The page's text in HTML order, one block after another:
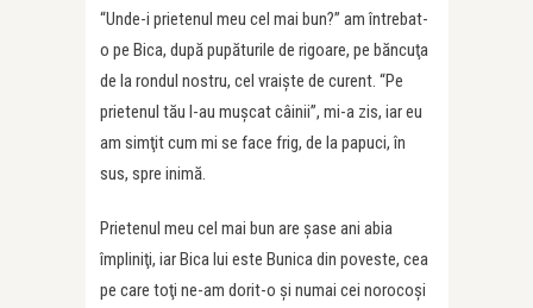
“Unde-i prietenul meu cel mai bun?” am întrebat-
o pe Bica, după pupăturile de rigoare, pe băncuţa
de la rondul nostru, cel vraişte de curent. “Pe
prietenul tău l-au muşcat câinii”, mi-a zis, iar eu
am simţit cum mi se face frig, de la papuci, în
sus, spre inimă.
Prietenul meu cel mai bun are şase ani abia
împliniţi, iar Bica lui este Bunica din poveste, cea
pe care toţi ne-am dorit-o şi numai cei norocoşi